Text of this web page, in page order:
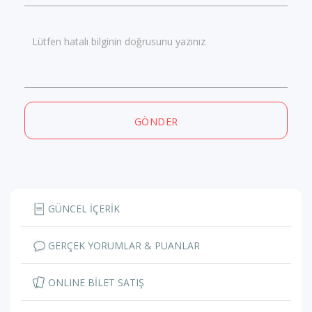
Lütfen hatalı bilginin doğrusunu yazınız
GÖNDER
GÜNCEL İÇERİK
GERÇEK YORUMLAR & PUANLAR
ONLINE BİLET SATIŞ